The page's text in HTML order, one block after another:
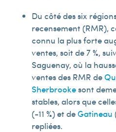
Du côté des six
recensement (RMR),
connu la plus forte
ventes, soit de 7 %,
Saguenay, où la
ventes des RMR de
Sherbrookesont
stables, alors que
(-11 %) et deGatineau
repliées.